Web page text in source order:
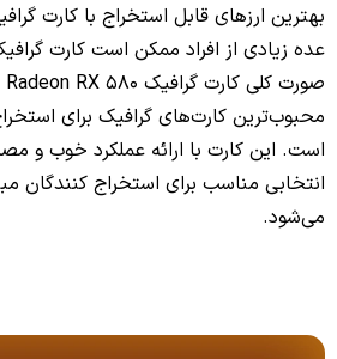
محبوب‌ترین کارت‌های گرافیک برای
است. این کارت با ارائه عملکرد خوب و
انتخابی مناسب برای استخراج
می‌شود.